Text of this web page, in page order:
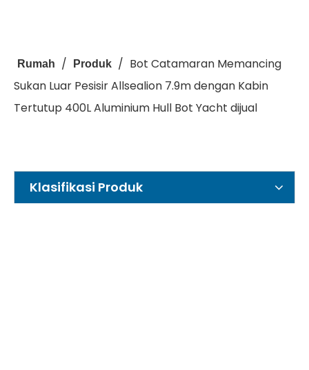
Rumah / Produk / Bot Catamaran Memancing
Sukan Luar Pesisir Allsealion 7.9m dengan Kabin
Tertutup 400L Aluminium Hull Bot Yacht dijual
Klasifikasi Produk